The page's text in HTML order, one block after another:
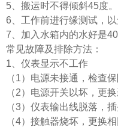
5、搬运时不得倾斜45度。
6、工作前进行缘测试，
7、加入水箱内的水好是
常见故障及排除方法：
1、仪表显示不工作
（1）电源未接通，检查
（2）电源开关以坏，更
（3）仪表输出线脱落，
（4）接触器烧坏，更换